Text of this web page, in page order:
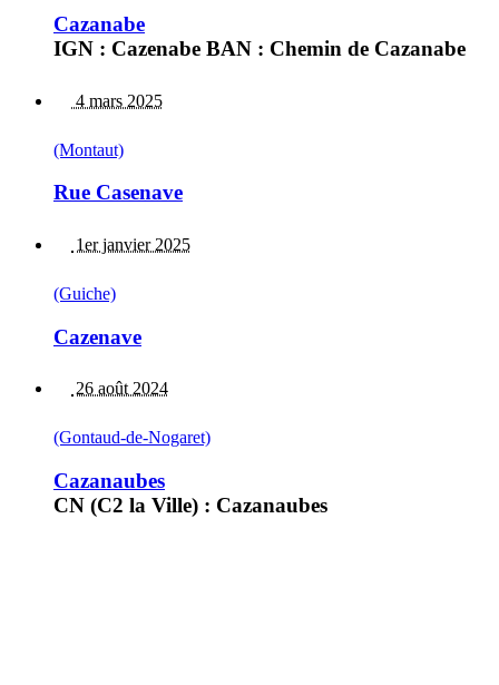
Cazanabe
IGN : Cazenabe BAN : Chemin de Cazanabe
4 mars 2025
(Montaut)
Rue Casenave
1er janvier 2025
(Guiche)
Cazenave
26 août 2024
(Gontaud-de-Nogaret)
Cazanaubes
CN (C2 la Ville) : Cazanaubes